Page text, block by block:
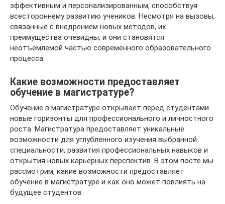
эффективным и персонализированным, способствуя
всестороннему развитию учеников. Несмотря на вызовы,
связанные с внедрением новых методов, их
преимущества очевидны, и они становятся
неотъемлемой частью современного образовательного
процесса.
Какие возможности предоставляет
обучение в магистратуре?
Обучение в магистратуре открывает перед студентами
новые горизонты для профессионального и личностного
роста. Магистратура предоставляет уникальные
возможности для углубленного изучения выбранной
специальности, развития профессиональных навыков и
открытия новых карьерных перспектив. В этом посте мы
рассмотрим, какие возможности предоставляет
обучение в магистратуре и как оно может повлиять на
будущее студентов.